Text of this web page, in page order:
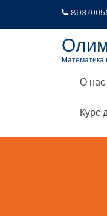
Математика
О нас
Курс